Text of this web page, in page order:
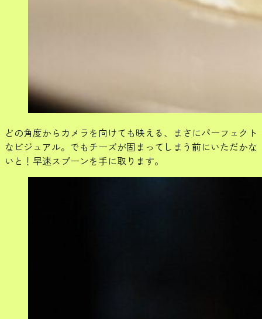
どの角度からカメラを向けても映える、まさにパーフェクト
なビジュアル。でもチーズが固まってしまう前にいただかな
いと！早速スプーンを手に取ります。